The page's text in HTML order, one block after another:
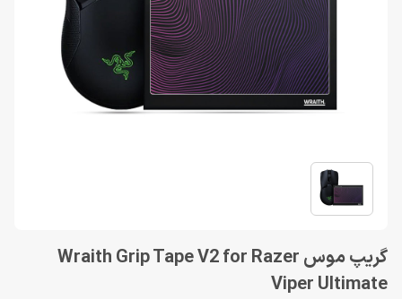
گریپ موس Wraith Grip Tape V2 for Razer
Viper Ultimate